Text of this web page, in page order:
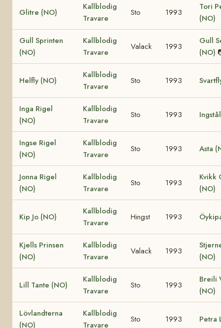
Glitre (NO)
Kallblodig
Travare
Sto 1993
Tori
(NO)
Gull Sprinten
(NO)
Kallblodig
Travare
Valack 1993
Gull
(NO)
Helfly (NO)
Kallblodig
Travare
Sto 1993
Inga Rigel
(NO)
Kallblodig
Travare
Sto 1993
Ingse Rigel
(NO)
Kallblodig
Travare
Sto 1993 Asta
Jonna Rigel
(NO)
Kallblodig
Travare
Sto 1993
Kvikk
(NO)
Kip Jo (NO)
Kallblodig
Travare
Hingst 1993
Kjells Prinsen
(NO)
Kallblodig
Travare
Valack 1993
(NO)
Lill Tante (NO)
Kallblodig
Travare
Sto 1993
Breili
(NO)
Lövlandterna
(NO)
Kallblodig
Travare
Sto 1993 Petra